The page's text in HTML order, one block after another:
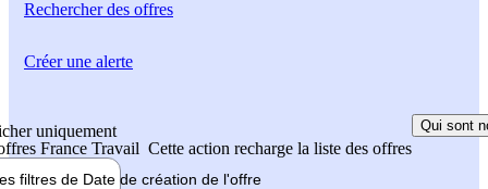
Rechercherdes offres
uniquement
France Travail Cette action recharge la liste des offres
Qui sont
filtres de Date de création de l'offre
Créer une alerte